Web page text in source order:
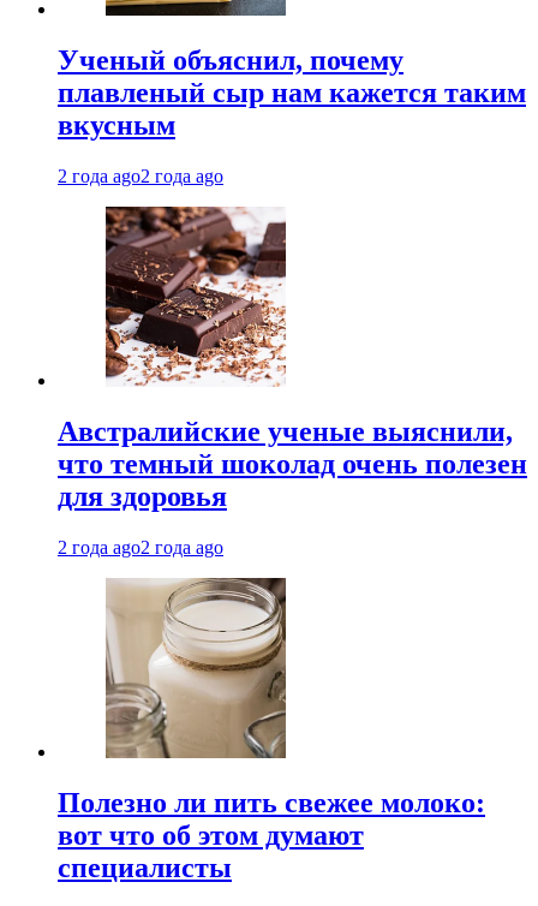
Ученый объяснил, почему
плавленый сыр нам кажется таким
вкусным
2 года ago2 года ago
Австралийские ученые выяснили,
что темный шоколад очень полезен
для здоровья
2 года ago2 года ago
Полезно ли пить свежее молоко:
вот что об этом думают
специалисты